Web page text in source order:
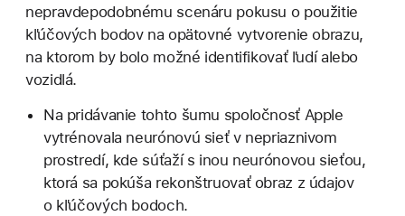
nepravdepodobnému scenáru pokusu o použitie
kľúčových bodov na opätovné vytvorenie obrazu,
na ktorom by bolo možné identifikovať ľudí alebo
vozidlá.
Na pridávanie tohto šumu spoločnosť Apple
vytrénovala neurónovú sieť v nepriaznivom
prostredí, kde súťaží s inou neurónovou sieťou,
ktorá sa pokúša rekonštruovať obraz z údajov
o kľúčových bodoch.